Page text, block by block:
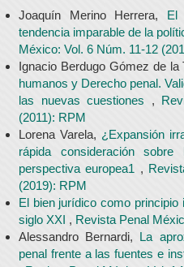
Joaquín Merino Herrera, El
tendencia imparable de la
México: Vol. 6 Núm. 11-12
Ignacio Berdugo Gómez de la
humanos y Derecho penal.
las nuevas cuestiones ,
(2011): RPM
Lorena Varela, ¿Expansión
rápida consideración
perspectiva europea1 ,
(2019): RPM
El bien jurídico como principio
siglo XXI , Revista Penal
Alessandro Bernardi, La
penal frente a las fuentes e